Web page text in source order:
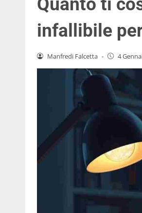
infallibile
Manfredi Falcetta - 4